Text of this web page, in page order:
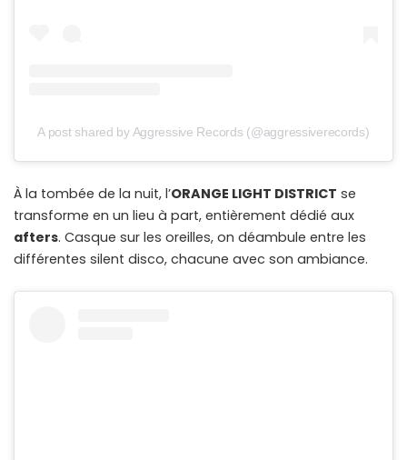
A post shared by Aggressive Records (@aggressiverecords)
À la tombée de la nuit, l’ORANGE LIGHT DISTRICT se
transforme en un lieu à part, entièrement dédié aux
afters. Casque sur les oreilles, on déambule entre les
différentes silent disco, chacune avec son ambiance.